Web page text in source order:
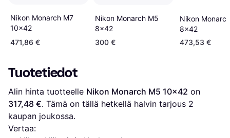
Nikon Monarch M7
10x42
471,86 €
Nikon Monarch M5
8x42
300 €
Nikon
8x42
473,53 €
Tuotetiedot
Alin hinta tuotteelle Nikon Monarch M5 10x42
317,48 €. Tämä on tällä hetkellä halvin tarjous 2
kaupan joukossa.
Vertaa: